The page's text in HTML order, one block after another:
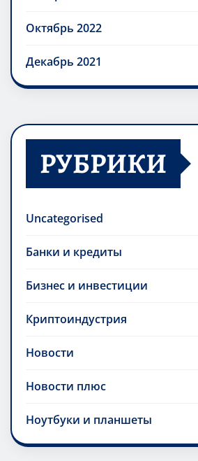
Октябрь 2022
Декабрь 2021
РУБРИКИ
Uncategorised
Банки и кредиты
Бизнес и инвестиции
Криптоиндустрия
Новости
Новости плюс
Ноутбуки и планшеты